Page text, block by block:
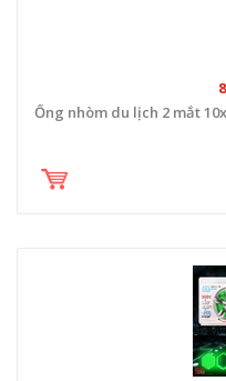
Ống nhòm du lịch 2 mắt